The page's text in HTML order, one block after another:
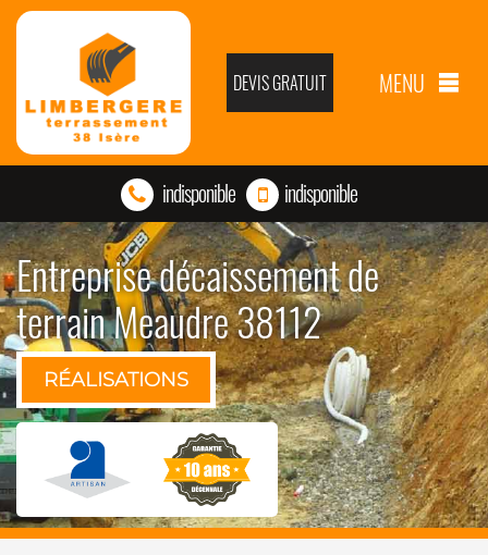
DEVIS GRATUIT MENU
indisponible indisponible
Entreprise décaissement de
terrain Meaudre 38112
RÉALISATIONS